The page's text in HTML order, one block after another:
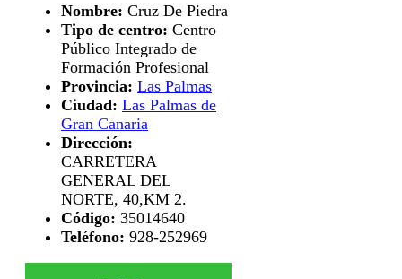
Nombre: Cruz De Piedra
Tipo de centro: Centro
Público Integrado de
Formación Profesional
Provincia: Las Palmas
Ciudad: Las Palmas de
Gran Canaria
Dirección:
CARRETERA
GENERAL DEL
NORTE, 40,KM 2.
Código: 35014640
Teléfono: 928-252969